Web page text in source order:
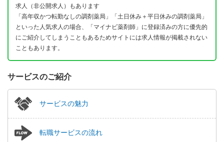
求人（非公開求人）もあります
「高年収かつ転勤なしの調剤薬局」「土日休み＋平日休みの調剤薬局」
といった人気求人の場合、「マイナビ薬剤師」に登録済みの方に優先的
にご紹介してしまうこともあるためサイトには求人情報が掲載されない
こともあります。
サービスのご紹介
サービスの魅力
転職サービスの流れ